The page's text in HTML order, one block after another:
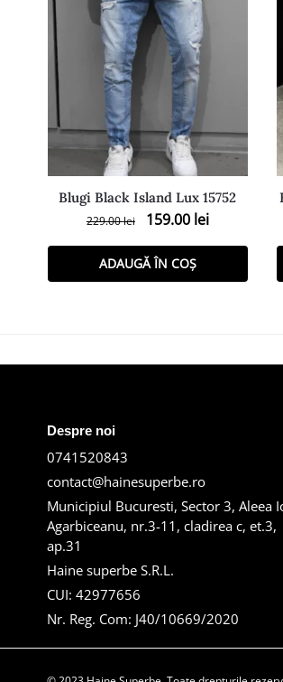
Blugi Black Island Lux 15752
229.00lei 159.00 lei
ADAUGĂ ÎN COȘ
Despre noi
0741520843
contact@hainesuperbe.ro
Municipiul Bucuresti, Sector 3, Aleea
Agarbiceanu, nr.3-11, cladirea c, et.3,
ap.31
Haine superbe S.R.L.
CUI: 42977656
Nr. Reg. Com: J40/10669/2020